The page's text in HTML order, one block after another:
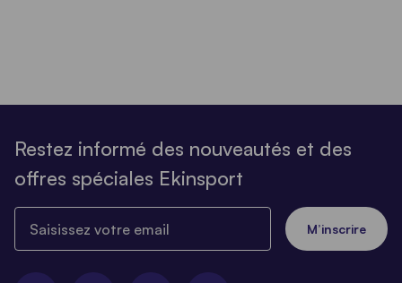
Restez informé des nouveautés et des
offres spéciales Ekinsport
M’inscrire